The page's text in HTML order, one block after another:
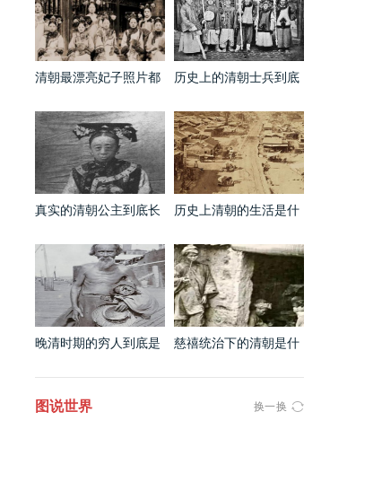
清朝最漂亮妃子照片都
知道了
历史上的清朝士兵到底
所事事
真实的清朝公主到底长
吧
历史上清朝的生活是什
这个时代吗
晚清时期的穷人到底是
完全不是一个级别
慈禧统治下的清朝是什
瘦的已经皮包骨头了
图说世界 换一换